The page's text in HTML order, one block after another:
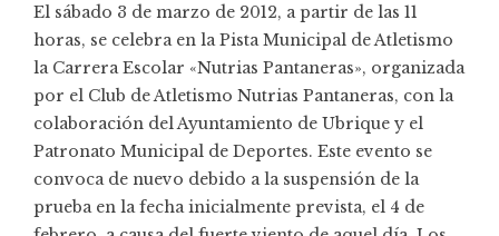
El sábado 3 de marzo de 2012, a partir de las 11
horas, se celebra en la Pista Municipal de Atletismo
la Carrera Escolar «Nutrias Pantaneras», organizada
por el Club de Atletismo Nutrias Pantaneras, con la
colaboración del Ayuntamiento de Ubrique y el
Patronato Municipal de Deportes. Este evento se
convoca de nuevo debido a la suspensión de la
prueba en la fecha inicialmente prevista, el 4 de